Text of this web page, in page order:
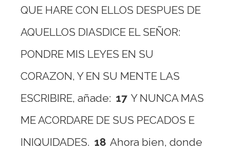
QUE HARE CON ELLOS DESPUES DE
AQUELLOS DIASDICE EL SEÑOR:
PONDRE MIS LEYES EN SU
CORAZON, Y EN SU MENTE LAS
ESCRIBIRE, añade: 17 Y NUNCA MAS
ME ACORDARE DE SUS PECADOS E
INIQUIDADES. 18 Ahora bien, donde